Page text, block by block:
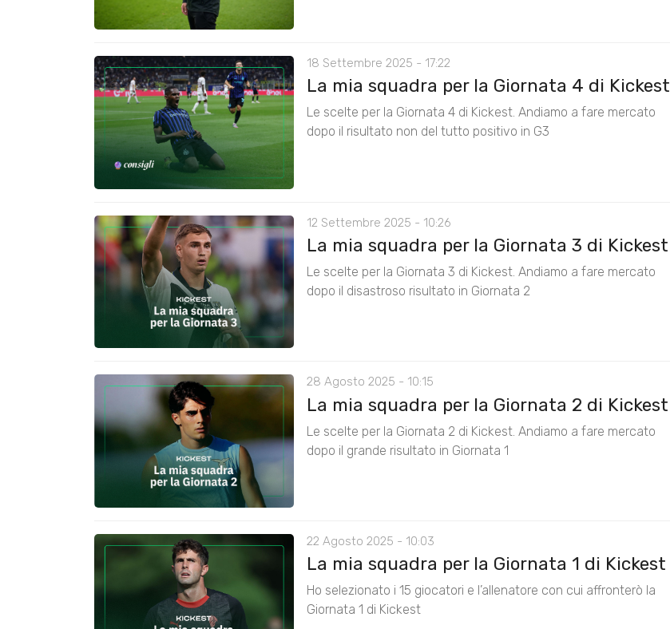
18 Settembre 2025 - 17:22
La mia squadra per la Giornata 4 di Kickest
Le scelte per la Giornata 4 di Kickest. Andiamo a fare mercato
dopo il risultato non del tutto positivo in G3
12 Settembre 2025 - 10:26
La mia squadra per la Giornata 3 di Kickest
Le scelte per la Giornata 3 di Kickest. Andiamo a fare mercato
dopo il disastroso risultato in Giornata 2
28 Agosto 2025 - 10:15
La mia squadra per la Giornata 2 di Kickest
Le scelte per la Giornata 2 di Kickest. Andiamo a fare mercato
dopo il grande risultato in Giornata 1
22 Agosto 2025 - 10:03
La mia squadra per la Giornata 1 di Kickest
Ho selezionato i 15 giocatori e l’allenatore con cui affronterò la
Giornata 1 di Kickest